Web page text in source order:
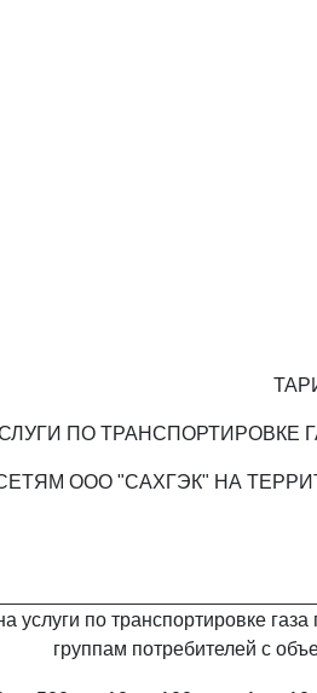
ПО ТРАНСПОРТИРОВКЕ
ООО "САХГЭК" НА
услуги по транспортировке
группам потребителей с